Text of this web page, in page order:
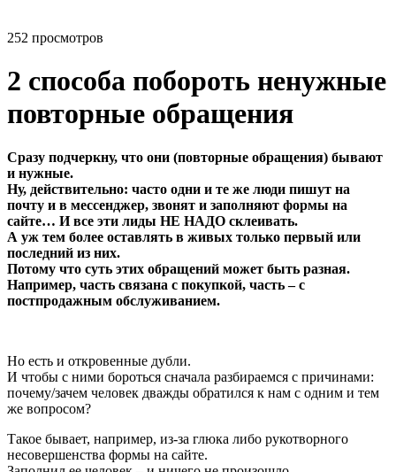
252 просмотров
2 способа побороть ненужные
повторные обращения
Сразу подчеркну, что они (повторные обращения) бывают
и нужные.
Ну, действительно: часто одни и те же люди пишут на
почту и в мессенджер, звонят и заполняют формы на
сайте… И все эти лиды НЕ НАДО склеивать.
А уж тем более оставлять в живых только первый или
последний из них.
Потому что суть этих обращений может быть разная.
Например, часть связана с покупкой, часть – с
постпродажным обслуживанием.
Но есть и откровенные дубли.
И чтобы с ними бороться сначала разбираемся с причинами:
почему/зачем человек дважды обратился к нам с одним и тем
же вопросом?
Такое бывает, например, из-за глюка либо рукотворного
несовершенства формы на сайте.